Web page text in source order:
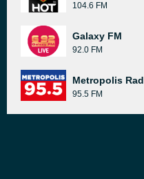
104.6 FM
Galaxy FM
92.0 FM
Metropolis
95.5 FM